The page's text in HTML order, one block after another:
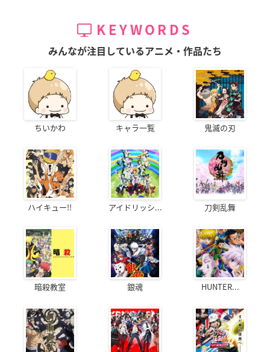
KEYWORDS
みんなが注目しているアニメ・作品たち
ちいかわ キャラ一覧 鬼滅の刃
ハイキュー!! アイドリッシ... 刀剣乱舞
暗殺教室 銀魂 HUNTER...